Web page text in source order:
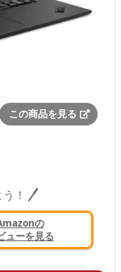
この商品を見る
！
の
ューを見る